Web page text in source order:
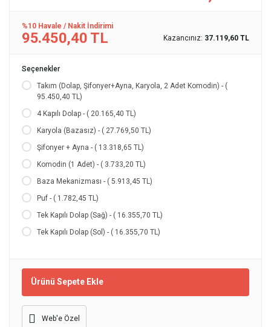
%10 Havale / Nakit İndirimi
95.450,40 TL Kazancınız: 37.119,60 TL
Seçenekler
Takım (Dolap, Şifonyer+Ayna, Karyola, 2 Adet Komodin) - (
95.450,40 TL)
4 Kapılı Dolap - ( 20.165,40 TL)
Karyola (Bazasız) - ( 27.769,50 TL)
Şifonyer + Ayna - ( 13.318,65 TL)
Komodin (1 Adet) - ( 3.733,20 TL)
Baza Mekanizması - ( 5.913,45 TL)
Puf - ( 1.782,45 TL)
Tek Kapılı Dolap (Sağ) - ( 16.355,70 TL)
Tek Kapılı Dolap (Sol) - ( 16.355,70 TL)
Ürünü Sepete Ekle
Web'e Özel